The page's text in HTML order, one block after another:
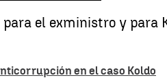
el exministro y para
en el caso Koldo